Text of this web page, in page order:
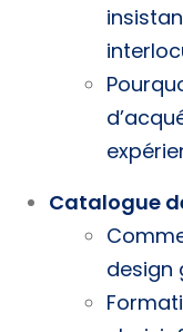
Catalogue
design